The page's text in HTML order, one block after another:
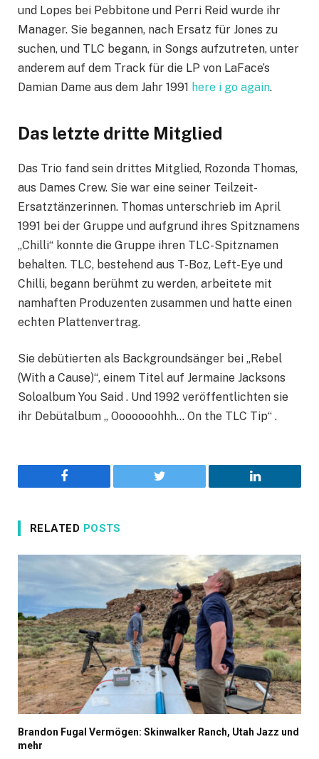
und Lopes bei Pebbitone und Perri Reid wurde ihr
Manager. Sie begannen, nach Ersatz für Jones zu
suchen, und TLC begann, in Songs aufzutreten, unter
anderem auf dem Track für die LP von LaFace’s
Damian Dame aus dem Jahr 1991 here i go again.
Das letzte dritte Mitglied
Das Trio fand sein drittes Mitglied, Rozonda Thomas,
aus Dames Crew. Sie war eine seiner Teilzeit-
Ersatztänzerinnen. Thomas unterschrieb im April
1991 bei der Gruppe und aufgrund ihres Spitznamens
„Chilli“ konnte die Gruppe ihren TLC-Spitznamen
behalten. TLC, bestehend aus T-Boz, Left-Eye und
Chilli, begann berühmt zu werden, arbeitete mit
namhaften Produzenten zusammen und hatte einen
echten Plattenvertrag.
Sie debütierten als Backgroundsänger bei „Rebel
(With a Cause)“, einem Titel auf Jermaine Jacksons
Soloalbum You Said . Und 1992 veröffentlichten sie
ihr Debütalbum „ Ooooooohhh… On the TLC Tip“ .
Facebook Twitter LinkedIn
RELATED POSTS
Brandon Fugal Vermögen: Skinwalker Ranch, Utah Jazz und
mehr